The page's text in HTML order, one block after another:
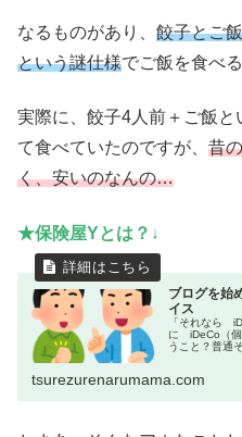
なるものがあり、 餃子とご
という謎仕様でご飯を食べ
実際に、餃子4人前＋ご飯
て食べていたのですが、 昔
く、安いのなんの…
★保険屋Yとは？↓
ブログを始
イス
「それなら
に iDeCo（個
うこと？普通
tsurezurenarumama.com